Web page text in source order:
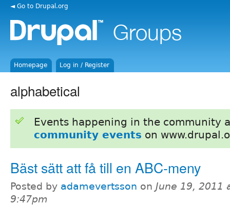
◄ Go to Drupal.org
Homepage Log in / Register
alphabetical
Events happening in the community
community events on
Bäst sätt att få till en ABC-meny
Posted by adamevertsson on June 19, 2011
9:47pm